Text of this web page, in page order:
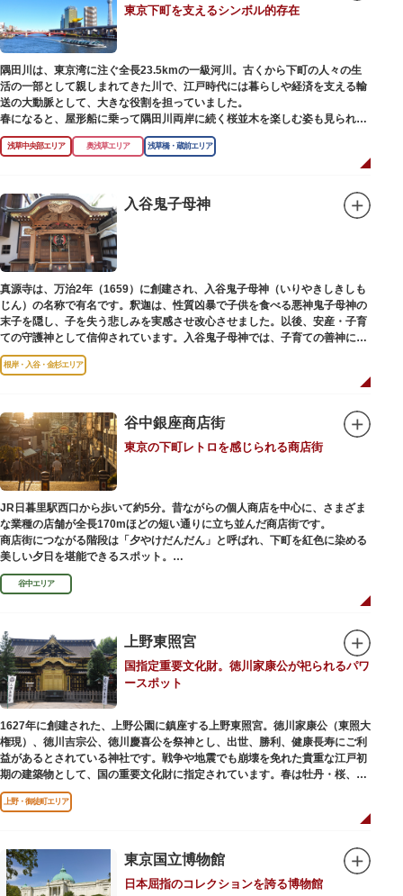
【撞球室】
当時の日本では非常に珍しいスイスの山小屋風の撞球室（ビリヤード場）
で、洋館から地下道でつながっています。通常は非公開ですが、毎月15日
（10月のみ10/16）に先着順で限定公開されています。
【和館大広間】
洋館に併置された名棟 梁大河喜十郎の手によるものと伝えられている書院造
りの和館で、当時は550坪に及ぶ洋館を遥かにしのぐ規模でしたが、現在は
冠婚葬祭などに使われていた大広間の1棟だけが残っています。
を一部踏襲している広大な庭は、建築様式同様に和洋併置式とされ、「芝
庭」をもつ近代庭園の初期の形を残しています。江戸時代の石碑や手水鉢、
庭石などが見られ、煉瓦塀を含めた敷地全体が重要文化財に指定されていま
す。
東京下町を支えるシンボル的存在
隅田川は、東京湾に注ぐ全長23.5kmの一級河川。古くから下町の人々の生
活の一部として親しまれてきた川で、江戸時代には暮らしや経済を支える輸
送の大動脈として、大きな役割を担っていました。
春になると、屋形船に乗って隅田川両岸に続く桜並木を楽しむ姿も見られ、
東京スカイツリーとのコラボレーションも、まさに絵になる光景です。ま
た、毎年7月の最終土曜日に開催される「隅田川花火大会」は、東京の夏の
川沿いには「隅田川テラス」と呼ばれる遊歩道も整備されています。心地よ
い風に吹かれながら、緑化が施された遊歩道で散歩やジョギングを楽しんだ
後は、オープンカフェでほっと一息つくのもおすすめです。
隅田川にかかる橋々も、それぞれ特徴的な形をしていて見応えは抜群。せっ
かくなら水上バスに乗船して、優雅に観察してみてはいかがでしょうか。
浅草中央部エリア 奥浅草エリア 浅草橋・蔵前エリア
入谷鬼子母神
真源寺は、万治2年（1659）に創建され、入谷鬼子母神（いりやきしきしも
じん）の名称で有名です。釈迦は、性質凶暴で子供を食べる悪神鬼子母神の
末子を隠し、子を失う悲しみを実感させ改心させました。以後、安産・子育
ての守護神として信仰されています。入谷鬼子母神では、子育ての善神にな
った由来からツノのない「おに」の文字を使っています。
根岸・入谷・金杉エリア
谷中銀座商店街
東京の下町レトロを感じられる商店街
JR日暮里駅西口から歩いて約5分。昔ながらの個人商店を中心に、さまざま
な業種の店舗が全長170mほどの短い通りに立ち並んだ商店街です。
商店街につながる階段は「夕やけだんだん」と呼ばれ、下町を紅色に染める
美しい夕日を堪能できるスポット。
谷中銀座商店街は1945年頃に自然発生的に生まれ、現在の近隣型商店街へと
発展。昭和の懐かしい商店街の景観を見ることができます。東京の下町レト
観光客が訪れ、買い物や散策を楽しんでいます。
谷中エリア
上野東照宮
国指定重要文化財。徳川家康公が祀られるパワ
ースポット
1627年に創建された、上野公園に鎮座する上野東照宮。徳川家康公（東照大
権現）、徳川吉宗公、徳川慶喜公を祭神とし、出世、勝利、健康長寿にご利
益があるとされている神社です。戦争や地震でも崩壊を免れた貴重な江戸初
期の建築物として、国の重要文化財に指定されています。春は牡丹・桜、秋
は紅葉やダリア展、お正月は初詣や冬ぼたん鑑賞の地として、年間を通して
国内外からの参拝者で賑わうスポットです。
軍・徳川家光公が、日光東照宮までお参りに行けない江戸の人々のために建
てられたそう。社殿内部は文化財保護のため通常は非公開ですが、特別公開
が実施されることもあるので、拝観を申し込んでみてはいかがでしょうか。
上野・御徒町エリア
東京国立博物館
日本屈指のコレクションを誇る博物館